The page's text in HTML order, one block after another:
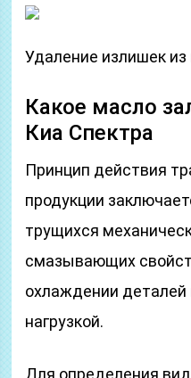
Удаление излишек из
Какое масло
Киа Спектра
Принцип действия
продукции
трущихся
смазывающих
охлаждении деталей
нагрузкой.
Для определения